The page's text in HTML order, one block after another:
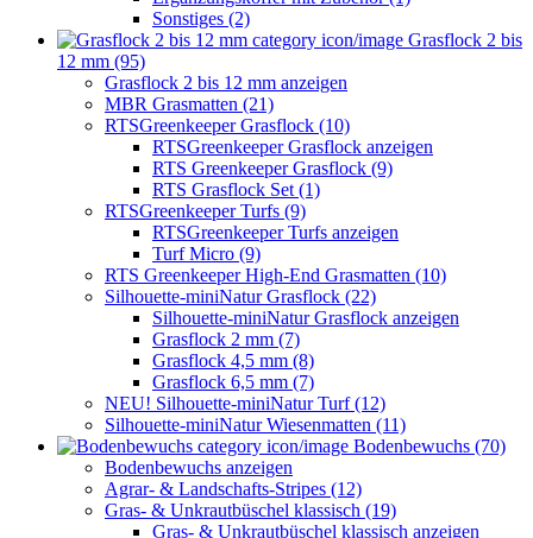
Sonstiges (2)
Grasflock 2 bis
12 mm (95)
Grasflock 2 bis 12 mm anzeigen
MBR Grasmatten (21)
RTSGreenkeeper Grasflock (10)
RTSGreenkeeper Grasflock anzeigen
RTS Greenkeeper Grasflock (9)
RTS Grasflock Set (1)
RTSGreenkeeper Turfs (9)
RTSGreenkeeper Turfs anzeigen
Turf Micro (9)
RTS Greenkeeper High-End Grasmatten (10)
Silhouette-miniNatur Grasflock (22)
Silhouette-miniNatur Grasflock anzeigen
Grasflock 2 mm (7)
Grasflock 4,5 mm (8)
Grasflock 6,5 mm (7)
NEU! Silhouette-miniNatur Turf (12)
Silhouette-miniNatur Wiesenmatten (11)
Bodenbewuchs (70)
Bodenbewuchs anzeigen
Agrar- & Landschafts-Stripes (12)
Gras- & Unkrautbüschel klassisch (19)
Gras- & Unkrautbüschel klassisch anzeigen